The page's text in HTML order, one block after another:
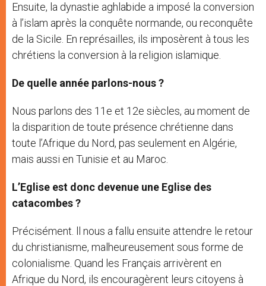
Ensuite, la dynastie aghlabide a imposé la conversion
à l’islam après la conquête normande, ou reconquête
de la Sicile. En représailles, ils imposèrent à tous les
chrétiens la conversion à la religion islamique.
De quelle année parlons-nous ?
Nous parlons des 11e et 12e siècles, au moment de
la disparition de toute présence chrétienne dans
toute l’Afrique du Nord, pas seulement en Algérie,
mais aussi en Tunisie et au Maroc.
L’Eglise est donc devenue une Eglise des
catacombes ?
Précisément. ll nous a fallu ensuite attendre le retour
du christianisme, malheureusement sous forme de
colonialisme. Quand les Français arrivèrent en
Afrique du Nord, ils encouragèrent leurs citoyens à